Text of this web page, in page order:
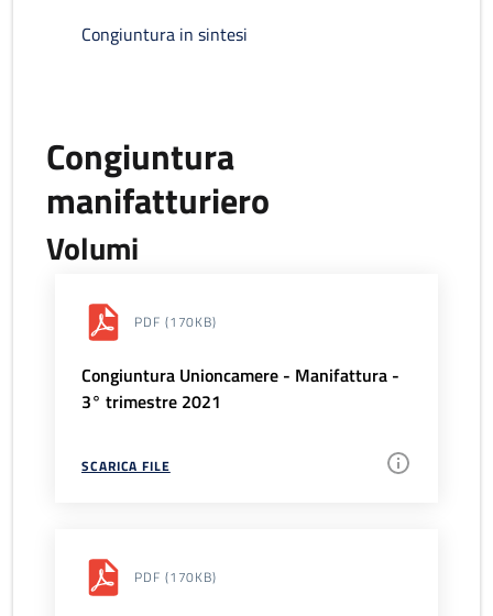
Congiuntura in sintesi
Congiuntura
manifatturiero
Volumi
PDF (170KB)
Congiuntura Unioncamere - Manifattura -
3° trimestre 2021
SCARICA FILE
PDF (170KB)